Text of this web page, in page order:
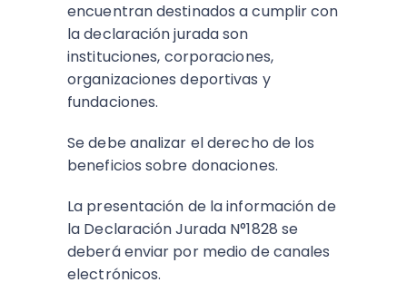
encuentran destinados a cumplir con
la declaración jurada son
instituciones, corporaciones,
organizaciones deportivas y
fundaciones.
Se debe analizar el derecho de los
beneficios sobre donaciones.
La presentación de la información de
la Declaración Jurada N°1828 se
deberá enviar por medio de canales
electrónicos.